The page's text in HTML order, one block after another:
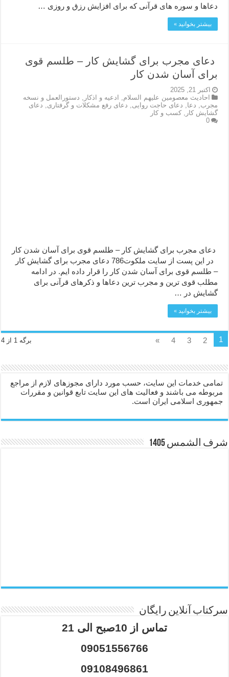
دعاها و سوره های قرآنی که برای افزایش رزق و روزی …
بیشتر بخوانید »
دعای مجرب برای گشایش کار – طلسم قوی
برای آسان شدن کار
اکتبر 21, 2025
احاديث معصومين عليهم السلام
ادعيه و اذكار
دستورالعمل و نسخه
مجرب
دعا دعای حاجت روایی دعای رفع مشکلات و گرفتاری
دعای
گشایش کار
,کسب و کار
0
دعای مجرب برای گشایش کار – طلسم قوی برای آسان شدن کار
در این پست از سایت ملکوت786 دعای مجرب برای گشایش کار
– طلسم قوی برای آسان شدن کار را قرار داده ایم. در ادامه
مطلب قوی ترین و مجرب ترین دعاها و ذکرهای قرآنی برای
گشایش در …
بیشتر بخوانید »
برگه 1 از 4 1
2
3
4
»
تمامی خدمات این سایت، حسب مورد دارای مجوزهای لازم از مراجع
مربوطه می باشند و فعالیت های این سایت تابع قوانین و مقررات
جمهوری اسلامی ایران است.
شرف الشمس 1405
سرکتاب آنلاین رایگان
تماس از 10صبح الی 21
09051556766
09108496861